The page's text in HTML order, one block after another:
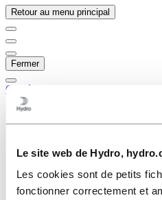
Le site web de Hydro,
Les cookies sont de petits
fonctionner correctement et
Retour au menu principal
Fermer
Carrières
Étudiants et diplômés
Domaines de carrière
Communication
Ingénierie
Finance et comptabilité